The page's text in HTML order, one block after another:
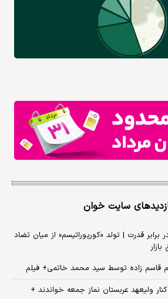
سایت خوان
برابر قدرت | تولد «کورپوراتیسم» از میان تضاد
قاسم زاده توسط سید محمد خاتمی+ فیلم
ولیعهد عربستان نماز جمعه خواندند +